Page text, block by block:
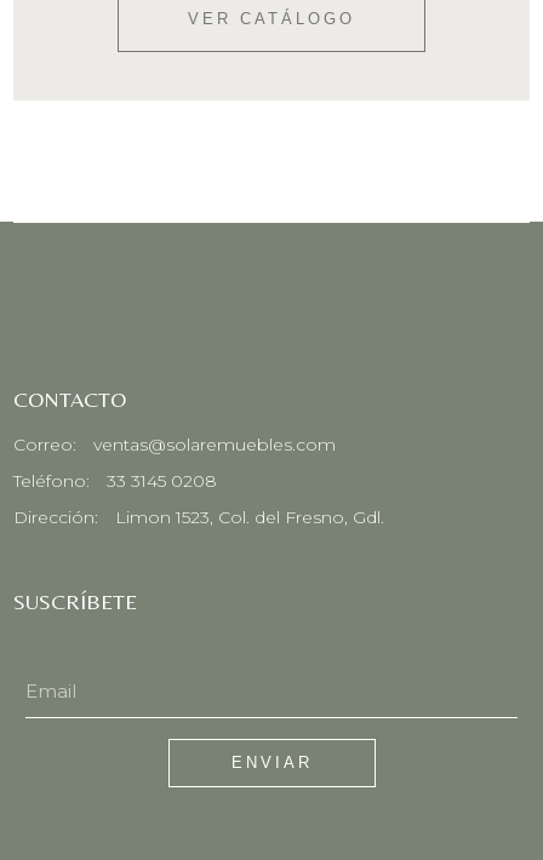
VER CATÁLOGO
CONTACTO
Correo:
ventas@solaremuebles.com
Teléfono:
33 3145 0208
Dirección:
Limon 1523, Col. del Fresno, Gdl.
SUSCRÍBETE
ENVIAR